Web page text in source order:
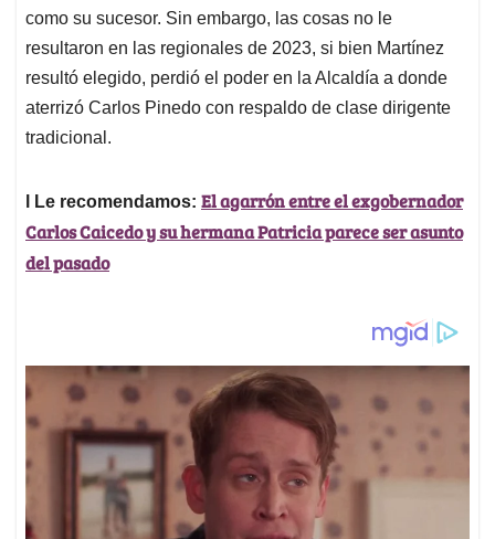
como su sucesor. Sin embargo, las cosas no le
resultaron en las regionales de 2023, si bien Martínez
resultó elegido, perdió el poder en la Alcaldía a donde
aterrizó Carlos Pinedo con respaldo de clase dirigente
tradicional.
l Le recomendamos: El agarrón entre el exgobernador
Carlos Caicedo y su hermana Patricia parece ser asunto
del pasado